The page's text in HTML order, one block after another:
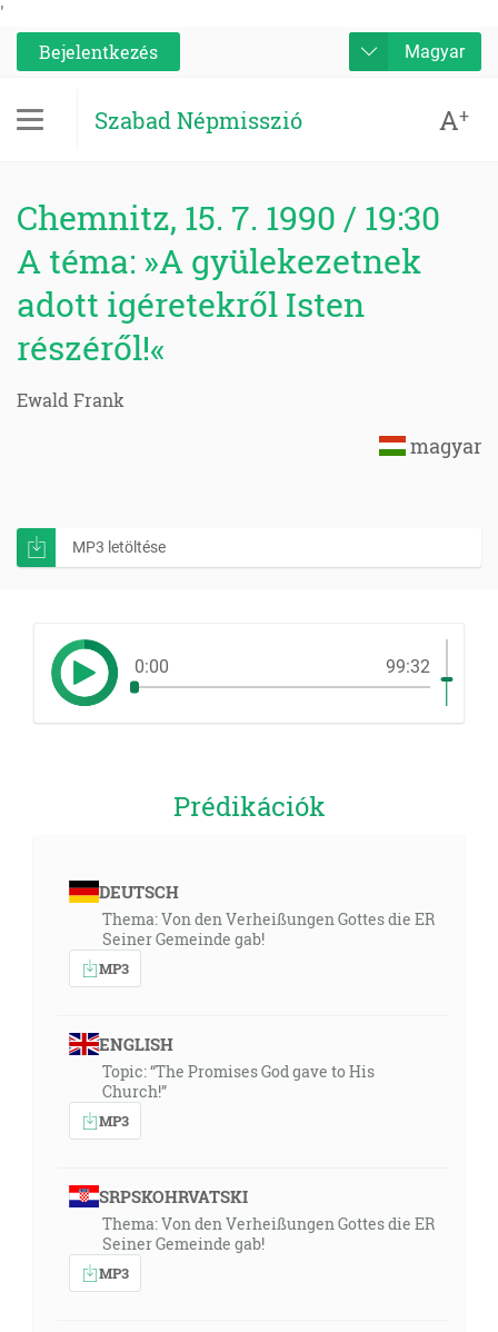
'
Bejelentkezés
Magyar
Szabad Népmisszió A+
Chemnitz, 15. 7. 1990 / 19:30
A téma: »A gyülekezetnek
adott igéretekről Isten
részéről!«
Ewald Frank
magyar
MP3 letöltése
0:00 99:32
Prédikációk
DEUTSCH
Thema: Von den Verheißungen Gottes die ER
Seiner Gemeinde gab!
MP3
ENGLISH
Topic: “The Promises God gave to His
Church!”
MP3
SRPSKOHRVATSKI
Thema: Von den Verheißungen Gottes die ER
Seiner Gemeinde gab!
MP3